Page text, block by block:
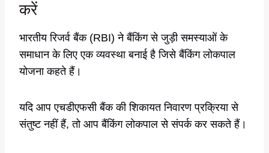
करें
भारतीय रिजर्व बैंक (RBI) ने बैंकिंग से जुड़ी समस्याओं के
समाधान के लिए एक व्यवस्था बनाई है जिसे बैंकिंग लोकपाल
योजना कहते हैं।
यदि आप एचडीएफसी बैंक की शिकायत निवारण प्रक्रिया से
संतुष्ट नहीं हैं, तो आप बैंकिंग लोकपाल से संपर्क कर सकते हैं।